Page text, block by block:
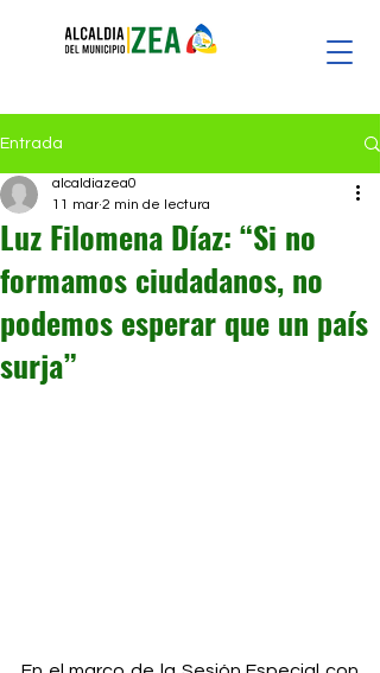
Entrada
Luz Filomena Díaz: “Si no
formamos ciudadanos, no
podemos esperar que un país
surja”
alcaldiazea0
11 mar 2 min de lectura